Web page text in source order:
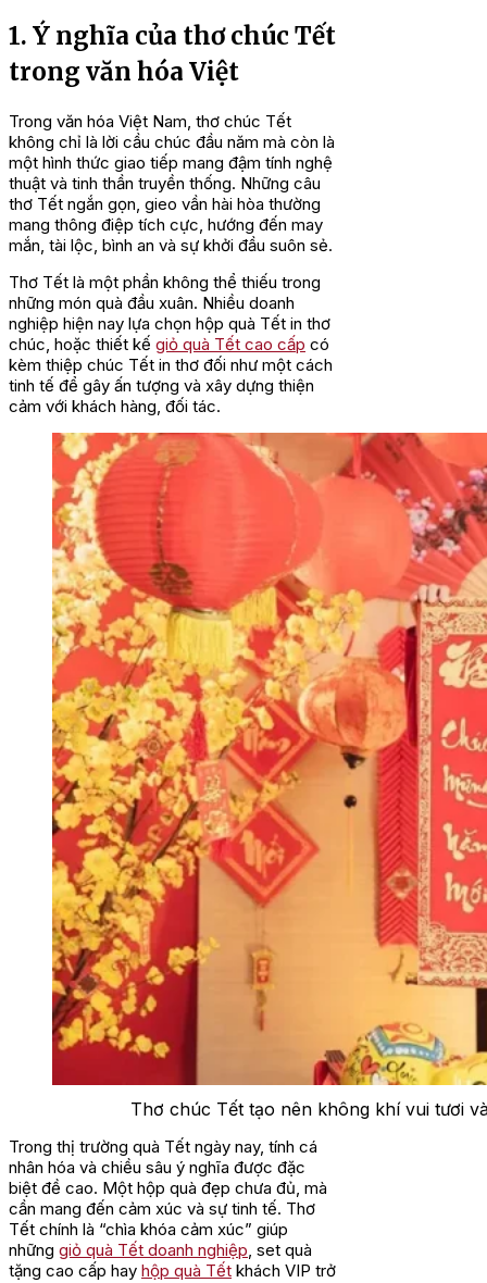
1. Ý nghĩa của thơ chúc Tết
trong văn hóa Việt
Trong văn hóa Việt Nam, thơ chúc Tết
không chỉ là lời cầu chúc đầu năm mà còn là
một hình thức giao tiếp mang đậm tính nghệ
thuật và tinh thần truyền thống. Những câu
thơ Tết ngắn gọn, gieo vần hài hòa thường
mang thông điệp tích cực, hướng đến may
mắn, tài lộc, bình an và sự khởi đầu suôn sẻ.
Thơ Tết là một phần không thể thiếu trong
những món quà đầu xuân. Nhiều doanh
nghiệp hiện nay lựa chọn hộp quà Tết in thơ
chúc, hoặc thiết kế giỏ quà Tết cao cấp có
kèm thiệp chúc Tết in thơ đối như một cách
tinh tế để gây ấn tượng và xây dựng thiện
cảm với khách hàng, đối tác.
Thơ chúc Tết tạo nên không khí vui tươi
Trong thị trường quà Tết ngày nay, tính cá
nhân hóa và chiều sâu ý nghĩa được đặc
biệt đề cao. Một hộp quà đẹp chưa đủ, mà
cần mang đến cảm xúc và sự tinh tế. Thơ
Tết chính là “chìa khóa cảm xúc” giúp
những giỏ quà Tết doanh nghiệp , set quà
tặng cao cấp hay hộp quà Tết khách VIP trở